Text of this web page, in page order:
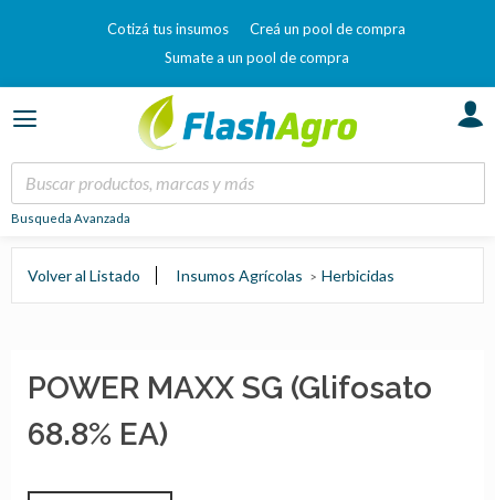
Cotizá tus insumos
Creá un pool de compra
Sumate a un pool de compra
Busqueda Avanzada
Volver al Listado Insumos Agrícolas Herbicidas
POWER MAXX SG (Glifosato
68.8% EA)